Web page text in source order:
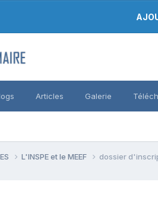
Articles Galerie
L'INSPE et le MEEF dossier